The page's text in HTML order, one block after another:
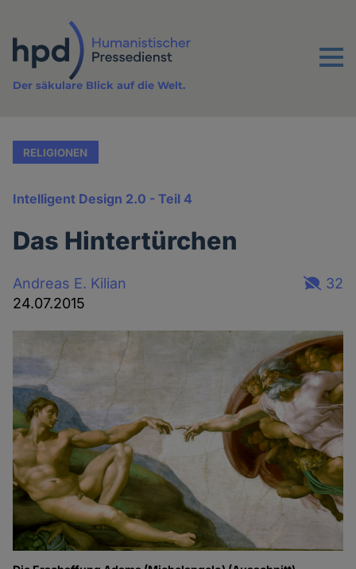
Inhalt
Menu
Der säkulare Blick auf die Welt.
RELIGIONEN
Intelligent Design 2.0 - Teil 4
Das Hintertürchen
Andreas E. Kilian
24.07.2015
32